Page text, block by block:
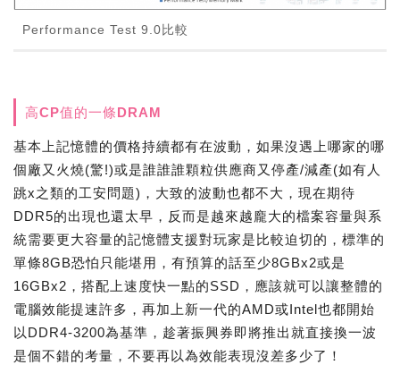
Performance Test 9.0比較
高CP值的一條DRAM
基本上記憶體的價格持續都有在波動，如果沒遇上哪家的哪
個廠又火燒(驚!)或是誰誰誰顆粒供應商又停產/減產(如有人
跳x之類的工安問題)，大致的波動也都不大，現在期待
DDR5的出現也還太早，反而是越來越龐大的檔案容量與系
統需要更大容量的記憶體支援對玩家是比較迫切的，標準的
單條8GB恐怕只能堪用，有預算的話至少8GBx2或是
16GBx2，搭配上速度快一點的SSD，應該就可以讓整體的
電腦效能提速許多，再加上新一代的AMD或Intel也都開始
以DDR4-3200為基準，趁著振興券即將推出就直接換一波
是個不錯的考量，不要再以為效能表現沒差多少了！